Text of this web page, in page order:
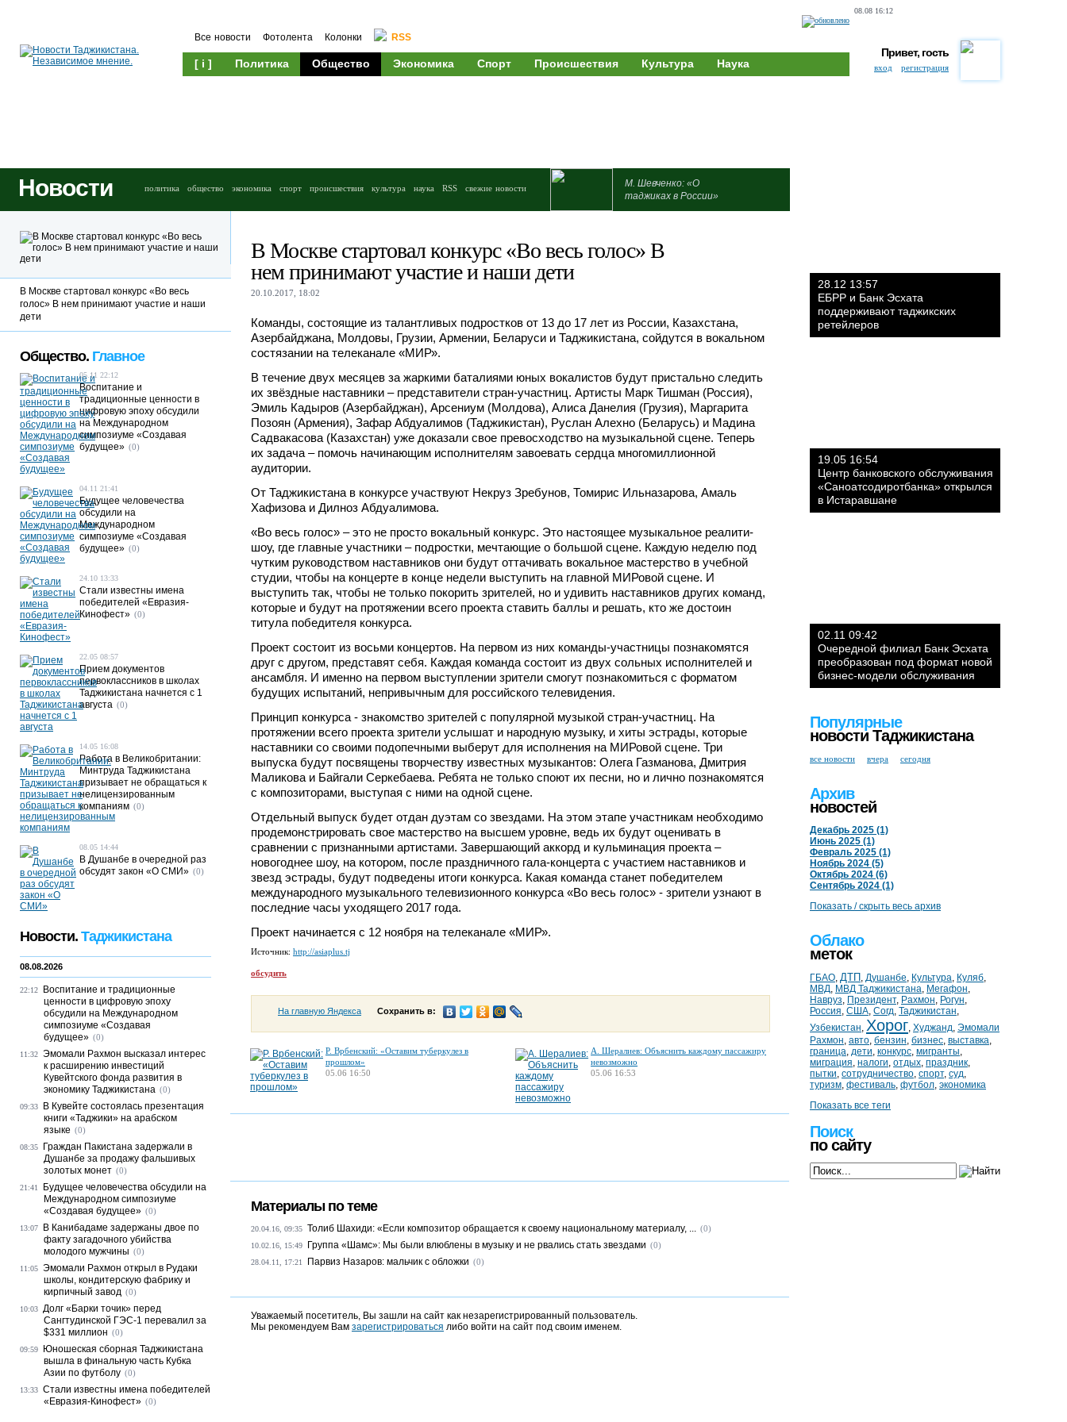
08.08 16:12
Все новости Фотолента Колонки RSS
[ i ] Политика Общество Экономика Спорт Происшествия Культура Наука
Привет, гость
вход регистрация
Новости политика общество экономика спорт происшествия культура наука RSS свежие новости
М. Шевченко: «О
таджиках в России»
В Москве стартовал конкурс «Во весь голос» В
нем принимают участие и наши дети
20.10.2017, 18:02
Команды, состоящие из талантливых подростков от 13 до 17 лет из России, Казахстана,
Азербайджана, Молдовы, Грузии, Армении, Беларуси и Таджикистана, сойдутся в вокальном
состязании на телеканале «МИР».
В течение двух месяцев за жаркими баталиями юных вокалистов будут пристально следить
их звёздные наставники – представители стран-участниц. Артисты Марк Тишман (Россия),
Эмиль Кадыров (Азербайджан), Арсениум (Молдова), Алиса Данелия (Грузия), Маргарита
Позоян (Армения), Зафар Абдуалимов (Таджикистан), Руслан Алехно (Беларусь) и Мадина
Садвакасова (Казахстан) уже доказали свое превосходство на музыкальной сцене. Теперь
их задача – помочь начинающим исполнителям завоевать сердца многомиллионной
аудитории.
От Таджикистана в конкурсе участвуют Некруз Зребунов, Томирис Ильназарова, Амаль
Хафизова и Дилноз Абдуалимова.
«Во весь голос» – это не просто вокальный конкурс. Это настоящее музыкальное реалити-
шоу, где главные участники – подростки, мечтающие о большой сцене. Каждую неделю под
чутким руководством наставников они будут оттачивать вокальное мастерство в учебной
студии, чтобы на концерте в конце недели выступить на главной МИРовой сцене. И
выступить так, чтобы не только покорить зрителей, но и удивить наставников других команд,
которые и будут на протяжении всего проекта ставить баллы и решать, кто же достоин
титула победителя конкурса.
Проект состоит из восьми концертов. На первом из них команды-участницы познакомятся
друг с другом, представят себя. Каждая команда состоит из двух сольных исполнителей и
ансамбля. И именно на первом выступлении зрители смогут познакомиться с форматом
будущих испытаний, непривычным для российского телевидения.
Принцип конкурса - знакомство зрителей с популярной музыкой стран-участниц. На
протяжении всего проекта зрители услышат и народную музыку, и хиты эстрады, которые
наставники со своими подопечными выберут для исполнения на МИРовой сцене. Три
выпуска будут посвящены творчеству известных музыкантов: Олега Газманова, Дмитрия
Маликова и Байгали Серкебаева. Ребята не только споют их песни, но и лично познакомятся
с композиторами, выступая с ними на одной сцене.
Отдельный выпуск будет отдан дуэтам со звездами. На этом этапе участникам необходимо
продемонстрировать свое мастерство на высшем уровне, ведь их будут оценивать в
сравнении с признанными артистами. Завершающий аккорд и кульминация проекта –
новогоднее шоу, на котором, после праздничного гала-концерта с участием наставников и
звезд эстрады, будут подведены итоги конкурса. Какая команда станет победителем
международного музыкального телевизионного конкурса «Во весь голос» - зрители узнают в
последние часы уходящего 2017 года.
Проект начинается с 12 ноября на телеканале «МИР».
Источник: http://asiaplus.tj
обсудить
На главную Яндекса Сохранить в:
Р. Врбенский: «Оставим туберкулез в
прошлом»
05.06 16:50
А. Шералиев: Объяснить каждому пассажиру
невозможно
05.06 16:53
Материалы по теме
20.04.16, 09:35 Толиб Шахиди: «Если композитор обращается к своему национальному материалу, ... (0)
10.02.16, 15:49 Группа «Шамс»: Мы были влюблены в музыку и не рвались стать звездами (0)
28.04.11, 17:21 Парвиз Назаров: мальчик с обложки (0)
Уважаемый посетитель, Вы зашли на сайт как незарегистрированный пользователь.
Мы рекомендуем Вам зарегистрироваться либо войти на сайт под своим именем.
В Москве стартовал конкурс «Во весь
голос» В нем принимают участие и наши
дети
Общество. Главное
05.11 22:12
Воспитание и
традиционные ценности в
цифровую эпоху обсудили
на Международном
симпозиуме «Создавая
будущее» (0)
04.11 21:41
Будущее человечества
обсудили на
Международном
симпозиуме «Создавая
будущее» (0)
24.10 13:33
Стали известны имена
победителей «Евразия-
Кинофест» (0)
22.05 08:57
Прием документов
первоклассников в школах
Таджикистана начнется с 1
августа (0)
14.05 16:08
Работа в Великобритании:
Минтруда Таджикистана
призывает не обращаться к
нелицензированным
компаниям (0)
08.05 14:44
В Душанбе в очередной раз
обсудят закон «О СМИ» (0)
Новости. Таджикистана
08.08.2026
22:12
Воспитание и традиционные
ценности в цифровую эпоху
обсудили на Международном
симпозиуме «Создавая
будущее» (0)
11:32 Эмомали Рахмон высказал интерес
к расширению инвестиций
Кувейтского фонда развития в
экономику Таджикистана (0)
09:33
В Кувейте состоялась презентация
книги «Таджики» на арабском
языке (0)
08:35
Граждан Пакистана задержали в
Душанбе за продажу фальшивых
золотых монет (0)
21:41
Будущее человечества обсудили на
Международном симпозиуме
«Создавая будущее» (0)
13:07
В Канибадаме задержаны двое по
факту загадочного убийства
молодого мужчины (0)
11:05 Эмомали Рахмон открыл в Рудаки
школы, кондитерскую фабрику и
кирпичный завод (0)
10:03 Долг «Барки точик» перед
Сангтудинской ГЭС-1 перевалил за
$331 миллион (0)
09:59
Юношеская сборная Таджикистана
вышла в финальную часть Кубка
Азии по футболу (0)
13:33 Стали известны имена победителей
«Евразия-Кинофест» (0)
28.12 13:57
ЕБРР и Банк Эсхата
поддерживают таджикских
ретейлеров
19.05 16:54
Центр банковского обслуживания
«Саноатсодиротбанка» открылся
в Истаравшане
02.11 09:42
Очередной филиал Банк Эсхата
преобразован под формат новой
бизнес-модели обслуживания
Популярные
новости Таджикистана
все новости вчера сегодня
Архив
новостей
Декабрь 2025 (1)
Июнь 2025 (1)
Февраль 2025 (1)
Ноябрь 2024 (5)
Октябрь 2024 (6)
Сентябрь 2024 (1)
Показать / скрыть весь архив
Облако
меток
ГБАО, ДТП , Душанбе, Культура, Куляб,
МВД, МВД Таджикистана, Мегафон,
Навруз, Президент, Рахмон, Рогун,
Россия, США, Согд, Таджикистан,
Узбекистан, Хорог, Худжанд, Эмомали
Рахмон, авто, бензин, бизнес, выставка,
граница, дети, конкурс, мигранты,
миграция, налоги, отдых, праздник,
пытки, сотрудничество, спорт, суд,
туризм, фестиваль, футбол, экономика
Показать все теги
Поиск
по сайту